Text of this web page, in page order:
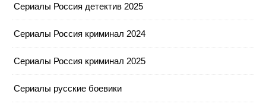
Сериалы Россия детектив 2025
Сериалы Россия криминал 2024
Сериалы Россия криминал 2025
Сериалы русские боевики